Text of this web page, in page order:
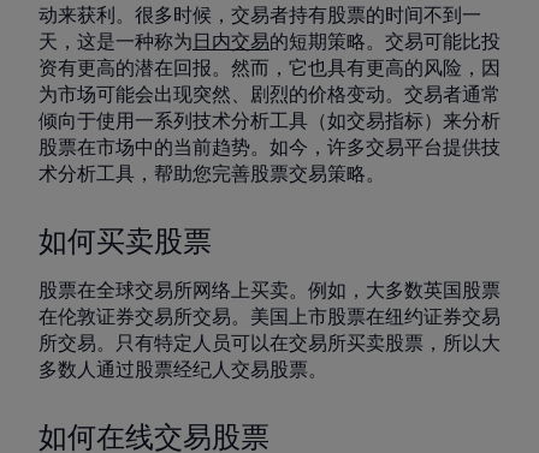
动来获利。很多时候，交易者持有股票的时间不到一
天，这是一种称为 日内交易的短期策略。交易可能比投
资有更高的潜在回报。然而，它也具有更高的风险，因
为市场可能会出现突然、剧烈的价格变动。交易者通常
倾向于使用一系列技术分析工具（如交易指标）来分析
股票在市场中的当前趋势。如今，许多交易平台提供技
术分析工具，帮助您完善股票交易策略。
如何买卖股票
股票在全球交易所网络上买卖。例如，大多数英国股票
在伦敦证券交易所交易。美国上市股票在纽约证券交易
所交易。只有特定人员可以在交易所买卖股票，所以大
多数人通过股票经纪人交易股票。
如何在线交易股票